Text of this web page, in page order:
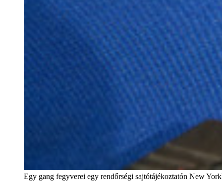
Egy gang fegyverei egy rendőrségi sajtótájékoztatón New